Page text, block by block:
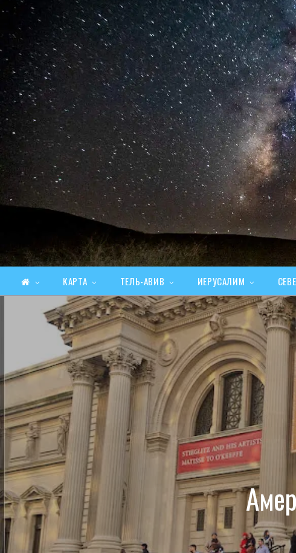
КАРТА ТЕЛЬ-АВИВ ИЕРУСАЛИМ